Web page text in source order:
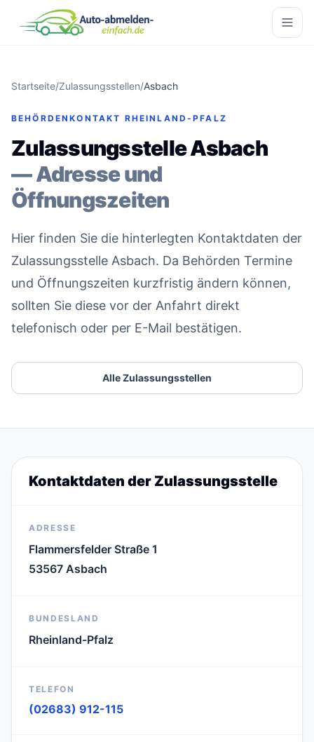
Startseite/Zulassungsstellen/Asbach
BEHÖRDENKONTAKT RHEINLAND-PFALZ
Zulassungsstelle Asbach
— Adresse und
Öffnungszeiten
Hier finden Sie die hinterlegten Kontaktdaten der
Zulassungsstelle Asbach. Da Behörden Termine
und Öffnungszeiten kurzfristig ändern können,
sollten Sie diese vor der Anfahrt direkt
telefonisch oder per E-Mail bestätigen.
Alle Zulassungsstellen
Kontaktdaten der Zulassungsstelle
ADRESSE
Flammersfelder Straße 1
53567 Asbach
BUNDESLAND
Rheinland-Pfalz
TELEFON
(02683) 912-115